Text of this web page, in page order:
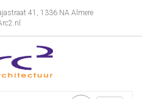
41, 1336 NA Almere